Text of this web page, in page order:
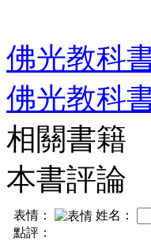
佛光教科
佛光教科
相關書籍
本書評論
表情： 姓名：
點評：